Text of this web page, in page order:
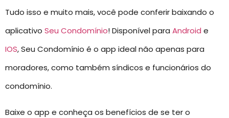
Tudo isso e muito mais, você pode conferir baixando o
aplicativo Seu Condomínio! Disponível para Android e
IOS, Seu Condomínio é o app ideal não apenas para
moradores, como também síndicos e funcionários do
condomínio.
Baixe o app e conheça os benefícios de se ter o